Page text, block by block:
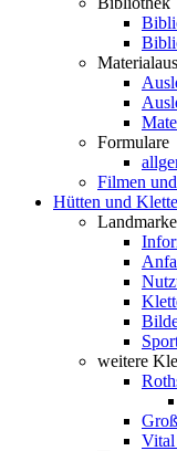
Formulare
Filmen
Hütten und
weitere
Vital